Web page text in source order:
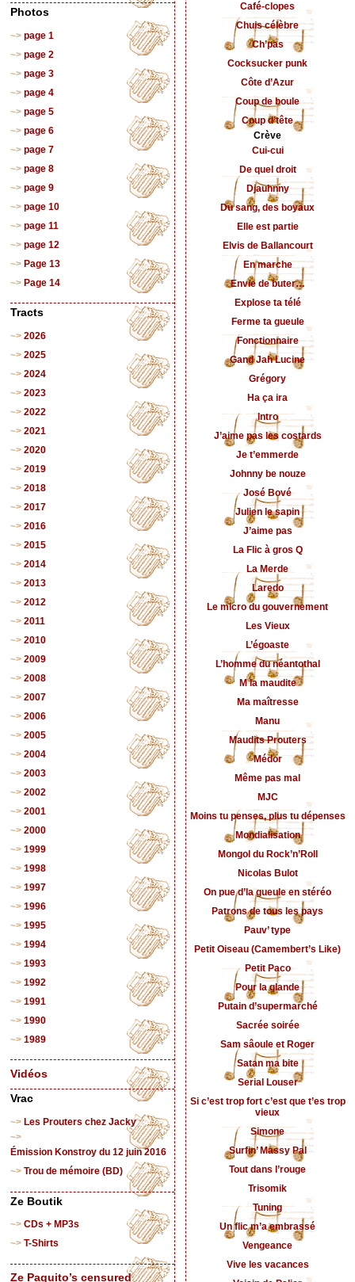
Photos
page 1
page 2
page 3
page 4
page 5
page 6
page 7
page 8
page 9
page 10
page 11
page 12
Page 13
Page 14
Tracts
2026
2025
2024
2023
2022
2021
2020
2019
2018
2017
2016
2015
2014
2013
2012
2011
2010
2009
2008
2007
2006
2005
2004
2003
2002
2001
2000
1999
1998
1997
1996
1995
1994
1993
1992
1991
1990
1989
Vidéos
Vrac
Les Prouters chez Jacky
Émission Konstroy du 12 juin 2016
Trou de mémoire (BD)
Ze Boutik
CDs + MP3s
T-Shirts
Ze Paquito’s censured
Café-clopes
Chuis célèbre
Ch’pas
Cocksucker punk
Côte d’Azur
Coup de boule
Coup d’tête
Crève
Cui-cui
De quel droit
Djauhnny
Du sang, des boyaux
Elle est partie
Elvis de Ballancourt
En marche
Envie de buter…
Explose ta télé
Ferme ta gueule
Fonctionnaire
Gand Jah Lucine
Grégory
Ha ça ira
Intro
J’aime pas les costards
Je t’emmerde
Johnny be nouze
José Bové
Julien le sapin
J’aime pas
La Flic à gros Q
La Merde
Laredo
Le micro du gouvernement
Les Vieux
L’égoaste
L’homme du néantothal
M la maudite
Ma maîtresse
Manu
Maudits Prouters
Médor
Même pas mal
MJC
Moins tu penses, plus tu dépenses
Mondialisation
Mongol du Rock’n’Roll
Nicolas Bulot
On pue d’la gueule en stéréo
Patrons de tous les pays
Pauv’ type
Petit Oiseau (Camembert’s Like)
Petit Paco
Pour la glande
Putain d’supermarché
Sacrée soirée
Sam sâoule et Roger
Satan ma bite
Serial Louser
Si c’est trop fort c’est que t’es trop
vieux
Simone
Surfin’ Massy Pal
Tout dans l’rouge
Trisomik
Tuning
Un flic m’a embrassé
Vengeance
Vive les vacances